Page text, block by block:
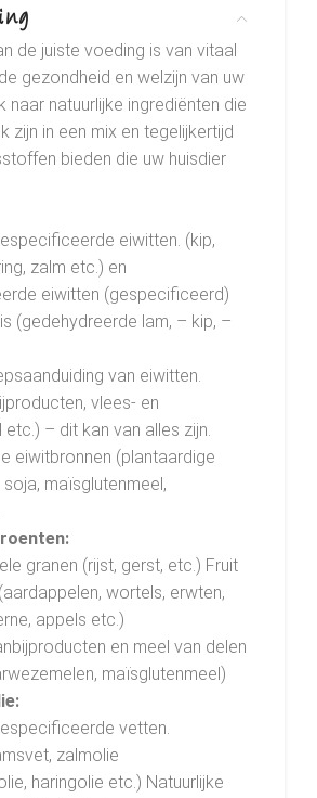
de juiste voeding is van vitaal
gezondheid en welzijn van uw
naar natuurlijke ingrediënten die
zijn in een mix en tegelijkertijd
bieden die uw huisdier
eiwitten. (kip,
zalm etc.) en
eiwitten (gespecificeerd)
(gedehydreerde lam, – kip, –
van eiwitten.
vlees- en
– dit kan van alles zijn.
eiwitbronnen (plantaardige
maïsglutenmeel,
granen (rijst, gerst, etc.) Fruit
wortels, erwten,
appels etc.)
en meel van delen
maïsglutenmeel)
vetten.
zalmolie
haringolie etc.) Natuurlijke